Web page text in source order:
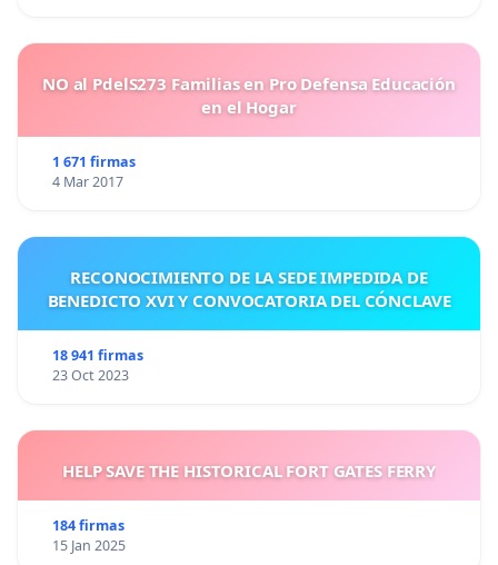
NO al PdelS273 Familias en Pro Defensa Educación
en el Hogar
1 671 firmas
4 Mar 2017
RECONOCIMIENTO DE LA SEDE IMPEDIDA DE
BENEDICTO XVI Y CONVOCATORIA DEL CÓNCLAVE
18 941 firmas
23 Oct 2023
HELP SAVE THE HISTORICAL FORT GATES FERRY
184 firmas
15 Jan 2025